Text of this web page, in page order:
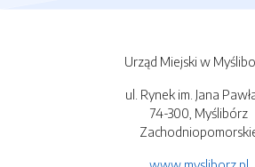
Urząd Miejski w
ul. Rynek im. Jana
74-300, Myślibórz